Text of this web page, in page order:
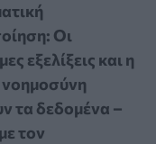
Οι
εξελίξεις και η
νοημοσύνη
τα δεδομένα –
τον